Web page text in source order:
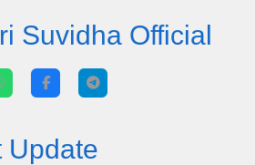
Suvidha Official
Update